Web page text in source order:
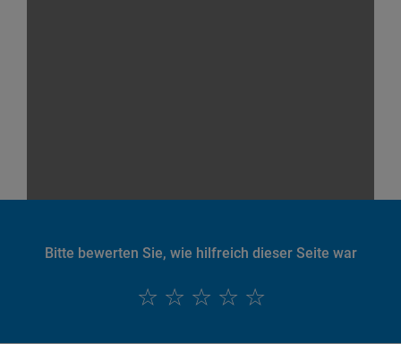
Bitte bewerten Sie, wie hilfreich dieser Seite war